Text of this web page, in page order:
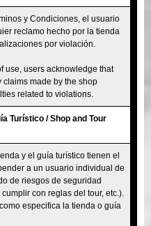
y Condiciones, el usuario
reclamo hecho por la tienda
por violación.
use, users acknowledge that
claims made by the shop
related to violations.
Turístico / Shop and Tour
y el guía turístico tienen el
a un usuario individual de
de riesgos de seguridad
con reglas del tour, etc.).
especifica la tienda o guía